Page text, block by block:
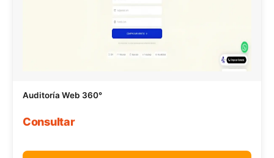
Auditoría Web 360°
Consultar